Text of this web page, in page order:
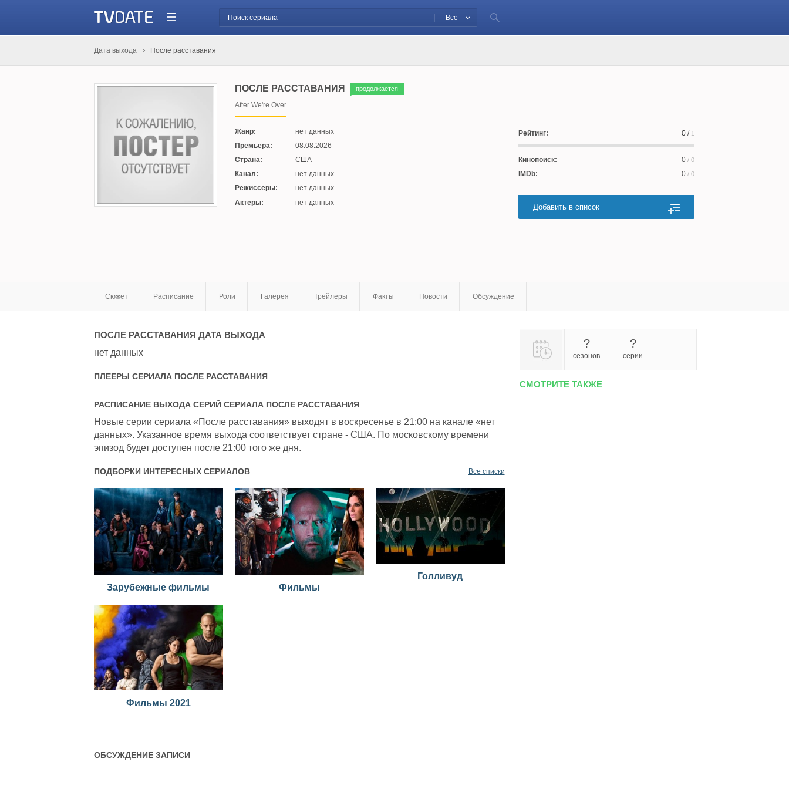
Все
Дата выхода После расставания
ПОСЛЕ РАССТАВАНИЯ продолжается
After We're Over
Жанр:
нет данных
Премьера:
08.08.2026
Страна:
США
Канал:
нет данных
Режиссеры:
нет данных
Актеры:
нет данных
Рейтинг: 0/ 1
Кинопоиск: 0 / 0
IMDb: 0 / 0
Добавить в список
Сюжет Расписание Роли Галерея Трейлеры Факты Новости Обсуждение
ПОСЛЕ РАССТАВАНИЯ ДАТА ВЫХОДА
нет данных
ПЛЕЕРЫ СЕРИАЛА ПОСЛЕ РАССТАВАНИЯ
РАСПИСАНИЕ ВЫХОДА СЕРИЙ СЕРИАЛА ПОСЛЕ РАССТАВАНИЯ
Новые серии сериала «После расставания» выходят в воскресенье в 21:00 на канале «нет
данных». Указанное время выхода соответствует стране - США. По московскому времени
эпизод будет доступен после 21:00 того же дня.
ПОДБОРКИ ИНТЕРЕСНЫХ СЕРИАЛОВ Все списки
Зарубежные фильмы Фильмы
Голливуд
Фильмы 2021
ОБСУЖДЕНИЕ ЗАПИСИ
?
сезонов
?
серии
СМОТРИТЕ ТАКЖЕ